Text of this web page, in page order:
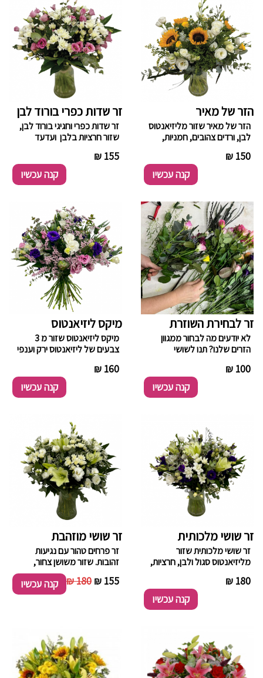
הזר של מאיר
הזר של מאיר שזור מליזיאנטוס
לבן, ורדים צהובים, חמניות,
150 ₪
קנה עכשיו
זר שדות כפרי בורוד לבן
זר שדות כפרי וחגיגי בורוד לבן,
שזור חרציות בלבן ועדעד
למילוי.
155 ₪
קנה עכשיו
זר לבחירת השוזרת
לא יודעים מה לבחור ממגוון
הזרים שלנו? תנו לשושי
בשבילכם! ניתן לבחור זר לפי
תקציב ואנחנו נשזור את
הזר המיוחד עבורכם בהתאם
100 ₪
קנה עכשיו
מיקס ליזיאנטוס
מיקס ליזיאנטוס שזור מ 3
צבעים של ליזיאנטוס ירק וענפי
160 ₪
קנה עכשיו
זר שושי מלכותית
זר שושי מלכותית שזור
מליזיאנטוס סגול ולבן, חרציות,
וענפי קישוט.
180 ₪
קנה עכשיו
זר שושי מוזהבת
זר פרחים טהור עם נגיעות
זהובות. שזור משושן צחור,
ליזיאנטוס , חרציות וורדים
בלבן בשילוב ירק.
155 ₪
180 ₪ קנה עכשיו